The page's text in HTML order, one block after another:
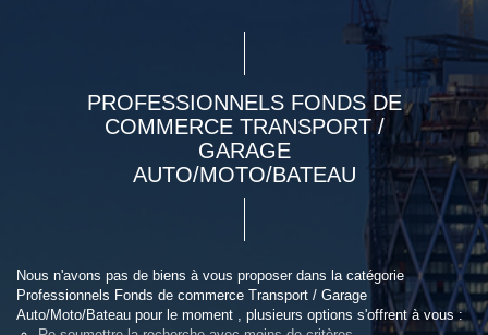
PROFESSIONNELS FONDS DE
COMMERCE TRANSPORT /
GARAGE
AUTO/MOTO/BATEAU
Nous n'avons pas de biens à vous proposer dans la catégorie
Professionnels Fonds de commerce Transport / Garage
Auto/Moto/Bateau pour le moment , plusieurs options s'offrent à vous :